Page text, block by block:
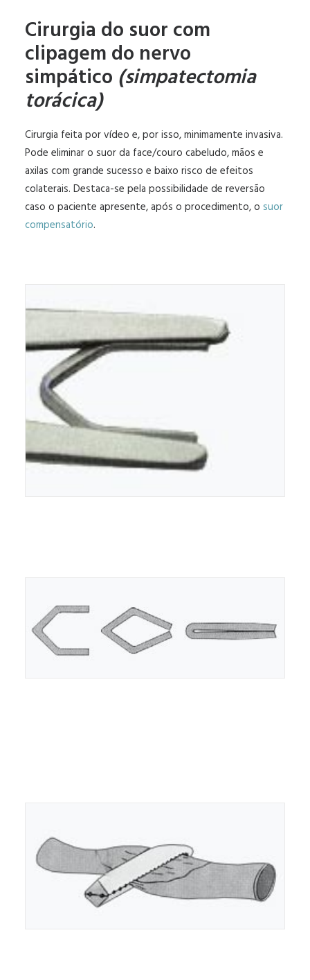
Cirurgia do suor com
clipagem do nervo
simpático (simpatectomia
torácica)
Cirurgia feita por vídeo e, por isso, minimamente invasiva.
Pode eliminar o suor da face/couro cabeludo, mãos e
axilas com grande sucesso e baixo risco de efeitos
colaterais. Destaca-se pela possibilidade de reversão
caso o paciente apresente, após o procedimento, o suor
compensatório.